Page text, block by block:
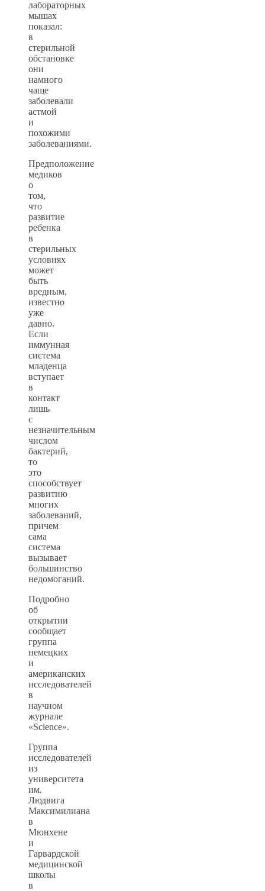
лабораторных
мышах
показал:
в
стерильной
обстановке
они
намного
чаще
заболевали
астмой
и
похожими
заболеваниями.
Предположение
медиков
о
том,
что
развитие
ребенка
в
стерильных
условиях
может
быть
вредным,
известно
уже
давно.
Если
иммунная
система
младенца
вступает
в
контакт
лишь
с
незначительным
числом
бактерий,
то
это
способствует
развитию
многих
заболеваний,
причем
сама
система
вызывает
большинство
недомоганий.
Подробно
об
открытии
сообщает
группа
немецких
и
американских
исследователей
в
научном
журнале
«Science».
Группа
исследователей
из
университета
им.
Людвига
Максимилиана
в
Мюнхене
и
Гарвардской
медицинской
школы
в